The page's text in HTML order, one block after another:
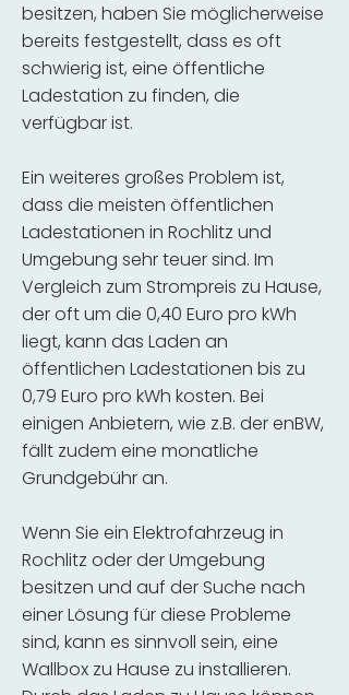
besitzen, haben Sie möglicherweise
bereits festgestellt, dass es oft
schwierig ist, eine öffentliche
Ladestation zu finden, die
verfügbar ist.
Ein weiteres großes Problem ist,
dass die meisten öffentlichen
Ladestationen in Rochlitz und
Umgebung sehr teuer sind. Im
Vergleich zum Strompreis zu Hause,
der oft um die 0,40 Euro pro kWh
liegt, kann das Laden an
öffentlichen Ladestationen bis zu
0,79 Euro pro kWh kosten. Bei
einigen Anbietern, wie z.B. der enBW,
fällt zudem eine monatliche
Grundgebühr an.
Wenn Sie ein Elektrofahrzeug in
Rochlitz oder der Umgebung
besitzen und auf der Suche nach
einer Lösung für diese Probleme
sind, kann es sinnvoll sein, eine
Wallbox zu Hause zu installieren.